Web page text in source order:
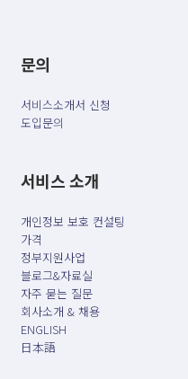
문의
서비스소개서 신청
도입문의
서비스 소개
개인정보 보호 컨설팅
가격
정부지원사업
블로그&자료실
자주 묻는 질문
회사소개 & 채용
ENGLISH
日本語